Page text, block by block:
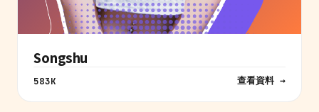
Songshu
583K 查看資料 →